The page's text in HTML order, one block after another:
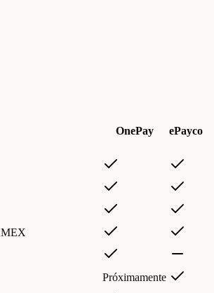
OnePay
ePayco
Próximamente